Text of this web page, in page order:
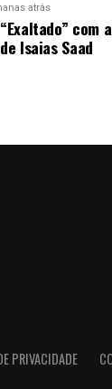
atrás
com a
Isaias Saad
PRIVACIDADE